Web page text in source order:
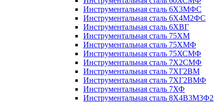
Инструментальная сталь 6Х3МФС
Инструментальная сталь 6Х4М2ФС
Инструментальная сталь 6ХВГ
Инструментальная сталь 75ХМ
Инструментальная сталь 75ХМФ
Инструментальная сталь 75ХСМФ
Инструментальная сталь 7Х2СМФ
Инструментальная сталь 7ХГ2ВМ
Инструментальная сталь 7ХГ2ВМФ
Инструментальная сталь 7ХФ
Инструментальная сталь 8Х4В3М3Ф2